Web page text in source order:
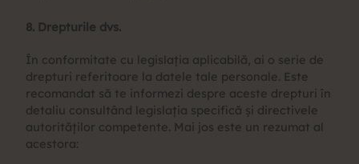
8. Drepturile dvs.
În conformitate cu legislația aplicabilă, ai o serie de
drepturi referitoare la datele tale personale. Este
recomandat să te informezi despre aceste drepturi în
detaliu consultând legislația specifică și directivele
autorităților competente. Mai jos este un rezumat al
acestora: